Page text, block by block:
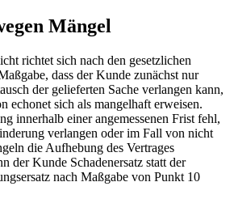
Mängel
richtet sich nach den gesetzlichen
dass der Kunde zunächst nur
der gelieferten Sache verlangen kann,
echonet sich als mangelhaft erweisen.
innerhalb einer angemessenen Frist fehl,
verlangen oder im Fall von nicht
die Aufhebung des Vertrages
der Kunde Schadenersatz statt der
nach Maßgabe von Punkt 10